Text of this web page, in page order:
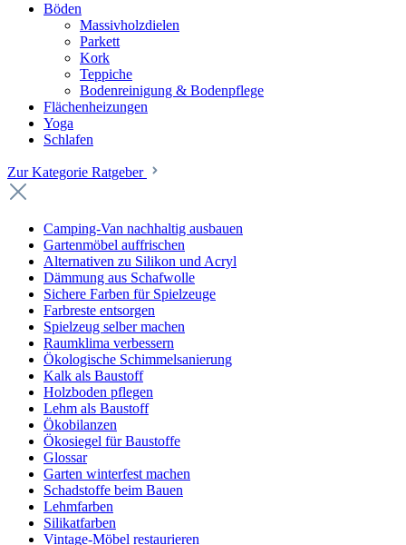
Böden
Massivholzdielen
Parkett
Kork
Teppiche
Bodenreinigung & Bodenpflege
Flächenheizungen
Yoga
Schlafen
Zur Kategorie Ratgeber
Camping-Van nachhaltig ausbauen
Gartenmöbel auffrischen
Alternativen zu Silikon und Acryl
Dämmung aus Schafwolle
Sichere Farben für Spielzeuge
Farbreste entsorgen
Spielzeug selber machen
Raumklima verbessern
Ökologische Schimmelsanierung
Kalk als Baustoff
Holzboden pflegen
Lehm als Baustoff
Ökobilanzen
Ökosiegel für Baustoffe
Glossar
Garten winterfest machen
Schadstoffe beim Bauen
Lehmfarben
Silikatfarben
Vintage-Möbel restaurieren